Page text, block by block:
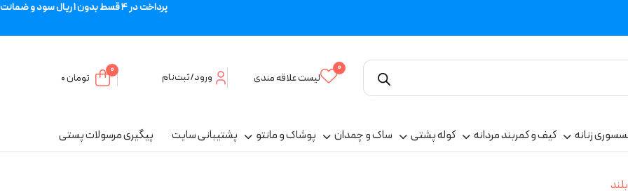
پرداخت در 4 قسط بدون 1 ریال سود و ضمانت
0
لیست علاقه مندی ورود/ثبت‌نام
0
تومان
زنانه کیف و کمربند مردانه کوله پشتی ساک و چمدان پوشاک و مانتو پشتیبانی سایت پیگیری مرسولات پستی